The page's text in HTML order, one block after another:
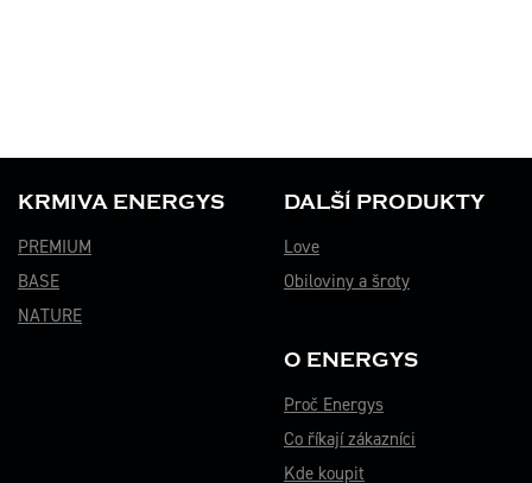
KRMIVA ENERGYS
PREMIUM
BASE
NATURE
DALŠÍ PRODUKTY
Love
Obiloviny a šroty
O ENERGYS
Proč Energys
Co říkají zákazníci
Kde koupit